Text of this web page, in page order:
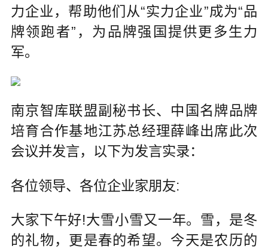
力企业，帮助他们从“实力企业”成为“品
牌领跑者”，为品牌强国提供更多生力
军。
南京智库联盟副秘书长、中国名牌品牌
培育合作基地江苏总经理薛峰出席此次
会议并发言，以下为发言实录：
各位领导、各位企业家朋友:
大家下午好!大雪小雪又一年。雪，是冬
的礼物，更是春的希望。今天是农历的